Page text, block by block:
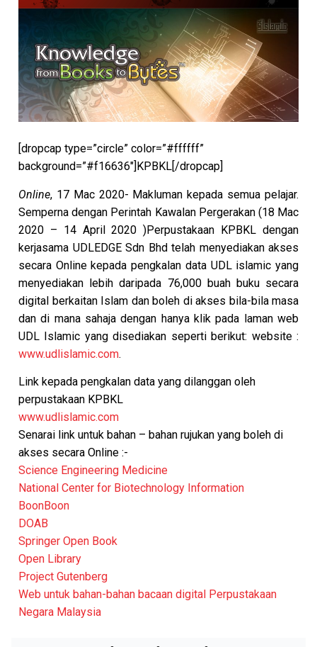
[dropcap type=”circle” color=”#ffffff”
background=”#f16636″]KPBKL[/dropcap]
Online, 17 Mac 2020- Makluman kepada semua pelajar.
Semperna dengan Perintah Kawalan Pergerakan (18 Mac
2020 – 14 April 2020 )Perpustakaan KPBKL dengan
kerjasama UDLEDGE Sdn Bhd telah menyediakan akses
secara Online kepada pengkalan data UDL islamic yang
menyediakan lebih daripada 76,000 buah buku secara
digital berkaitan Islam dan boleh di akses bila-bila masa
dan di mana sahaja dengan hanya klik pada laman web
UDL Islamic yang disediakan seperti berikut: website :
www.udlislamic.com.
Link kepada pengkalan data yang dilanggan oleh
perpustakaan KPBKL
www.udlislamic.com
Senarai link untuk bahan – bahan rujukan yang boleh di
akses secara Online :-
Science Engineering Medicine
National Center for Biotechnology Information
BoonBoon
DOAB
Springer Open Book
Open Library
Project Gutenberg
Web untuk bahan-bahan bacaan digital Perpustakaan
Negara Malaysia